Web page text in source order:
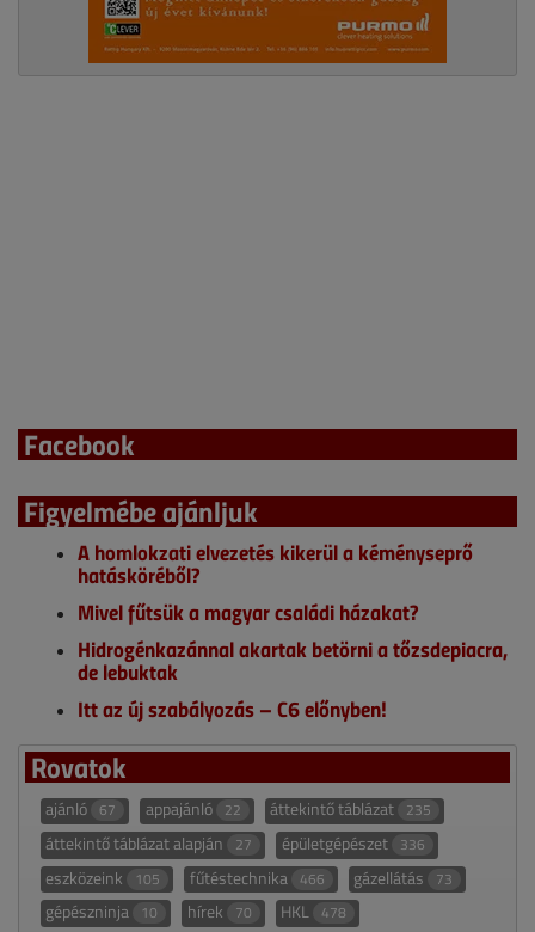
Facebook
Figyelmébe ajánljuk
A homlokzati elvezetés kikerül a kéményseprő
hatásköréből?
Mivel fűtsük a magyar családi házakat?
Hidrogénkazánnal akartak betörni a tőzsdepiacra,
de lebuktak
Itt az új szabályozás – C6 előnyben!
Rovatok
ajánló 67 appajánló 22 áttekintő táblázat 235
áttekintő táblázat alapján 27 épületgépészet 336
eszközeink 105 fűtéstechnika 466 gázellátás 73
gépészninja 10 hírek 70 HKL 478